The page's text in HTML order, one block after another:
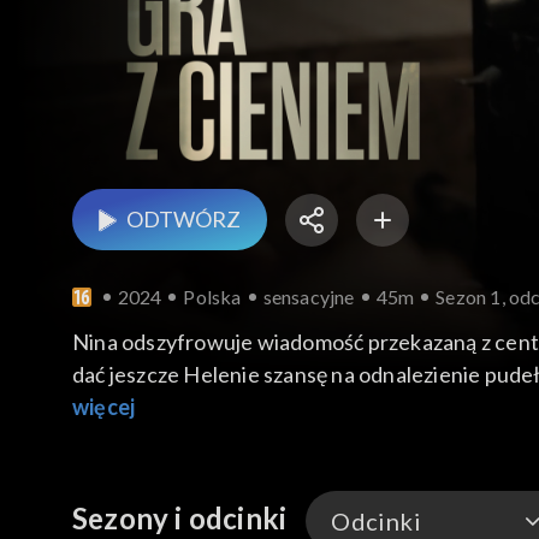
ODTWÓRZ
2024 Polska sensacyjne 45m Sezon 1,
Nina odszyfrowuje wiadomość przekazaną z
dać jeszcze Helenie szansę na odnalezienie
Bartman jedzie do Berlina. Kiedy dowiaduje się,
więcej
Sezony i odcinki Odcinki